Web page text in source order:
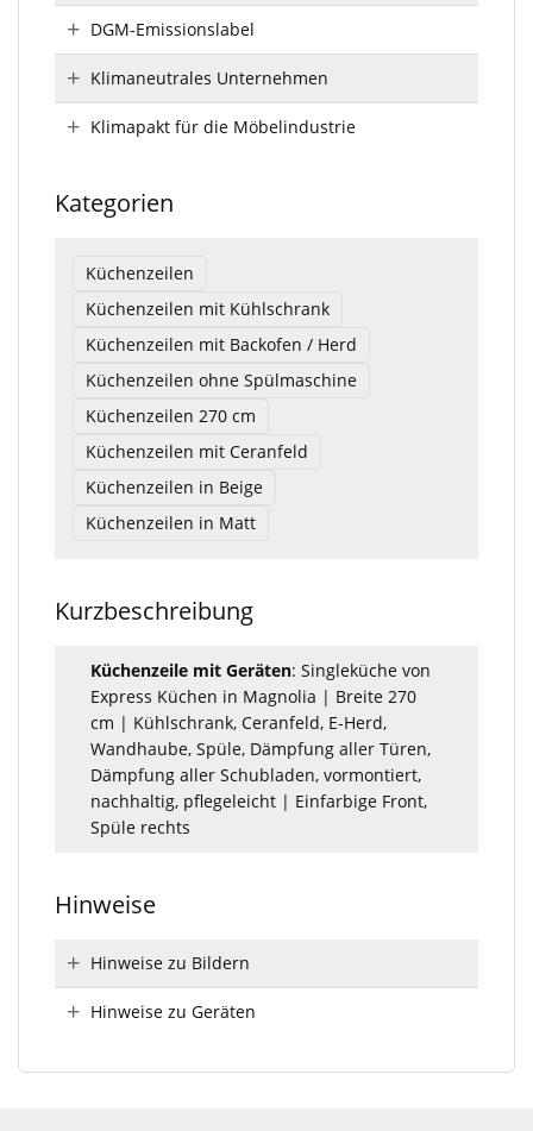
DGM-Emissionslabel
Klimaneutrales Unternehmen
Klimapakt für die Möbelindustrie
Kategorien
Küchenzeilen
Küchenzeilen mit Kühlschrank
Küchenzeilen mit Backofen / Herd
Küchenzeilen ohne Spülmaschine
Küchenzeilen 270 cm
Küchenzeilen mit Ceranfeld
Küchenzeilen in Beige
Küchenzeilen in Matt
Kurzbeschreibung
Küchenzeile mit Geräten: Singleküche von
Express Küchen in Magnolia | Breite 270
cm | Kühlschrank, Ceranfeld, E-Herd,
Wandhaube, Spüle, Dämpfung aller Türen,
Dämpfung aller Schubladen, vormontiert,
nachhaltig, pflegeleicht | Einfarbige Front,
Spüle rechts
Hinweise
Hinweise zu Bildern
Hinweise zu Geräten